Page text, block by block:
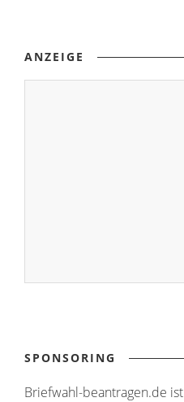
ANZEIGE
SPONSORING
Briefwahl-beantragen.de ist